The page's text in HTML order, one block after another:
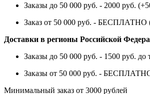
Заказы до 50 000 руб. - 2000 руб.
Заказ от 50 000 руб. -
Доставки в регионы Российской
Заказы до 50 000 руб. - 1500 руб.
Заказы от 50 000 руб. -
Минимальный заказ от 3000 рублей